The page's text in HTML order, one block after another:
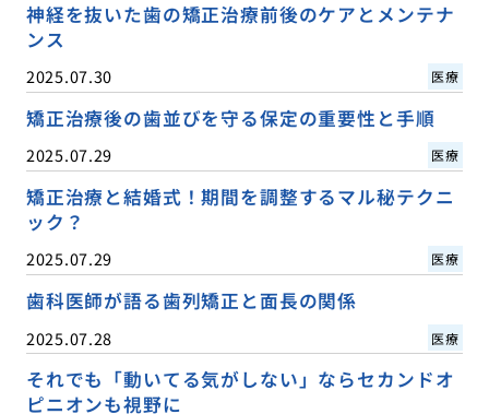
神経を抜いた歯の矯正治療前後のケアとメンテナ
ンス
2025.07.30 医療
矯正治療後の歯並びを守る保定の重要性と手順
2025.07.29 医療
矯正治療と結婚式！期間を調整するマル秘テクニ
ック？
2025.07.29 医療
歯科医師が語る歯列矯正と面長の関係
2025.07.28 医療
それでも「動いてる気がしない」ならセカンドオ
ピニオンも視野に